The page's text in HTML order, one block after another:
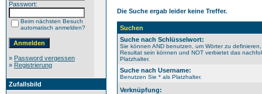
Passwort:
Beim nächsten Besuch
automatisch anmelden?
» Password vergessen
» Registrierung
Zufallsbild
Die Suche ergab leider keine Treffer.
Suchen
Suche nach Schlüsselwort:
Sie können AND benutzen, um Wörter zu
Resultat sein können und NOT verbietet das
Platzhalter.
Suche nach Username:
Benutzen Sie * als Platzhalter.
Verknüpfung: